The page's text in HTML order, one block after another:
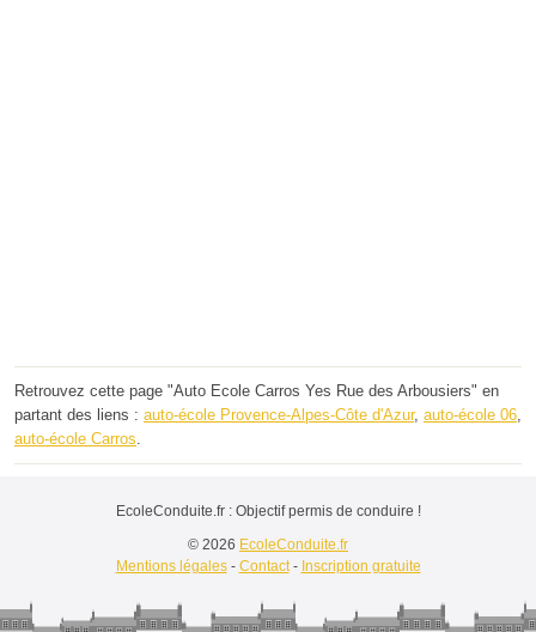
Retrouvez cette page "Auto Ecole Carros Yes Rue des Arbousiers" en
partant des liens : auto-école Provence-Alpes-Côte d'Azur, auto-école 06,
auto-école Carros.
EcoleConduite.fr : Objectif permis de conduire !
© 2026 EcoleConduite.fr
Mentions légales- Contact- Inscription gratuite